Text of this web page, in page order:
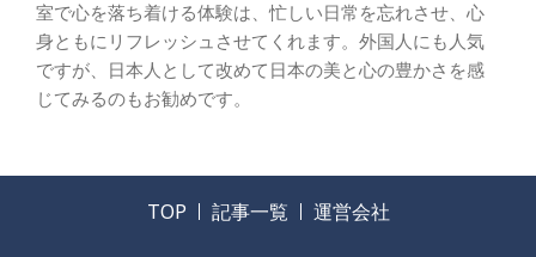
室で心を落ち着ける体験は、忙しい日常を忘れさせ、心
身ともにリフレッシュさせてくれます。外国人にも人気
ですが、日本人として改めて日本の美と心の豊かさを感
じてみるのもお勧めです。
TOP 記事一覧 運営会社